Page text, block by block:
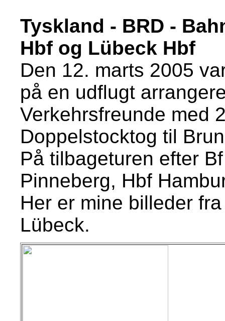
Tyskland - BRD -
Hbf og Lübeck Hbf
Den 12. marts 2005
på en udflugt
Verkehrsfreunde med
Doppelstocktog til
På tilbageturen efter
Pinneberg, Hbf
Her er mine billeder
Lübeck.